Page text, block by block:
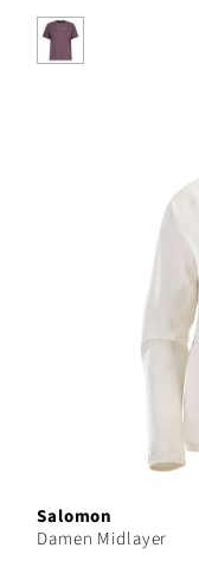
Salomon
Damen Midlayer